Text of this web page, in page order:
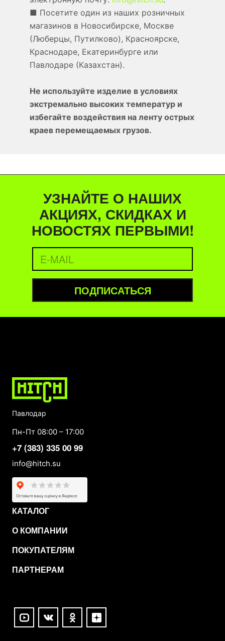
■ Посетите один из наших розничных
магазинов в Новосибирске, Москве
(Люберцы, Путилково), Красноярске,
Краснодаре, Екатеринбурге или
Павлодаре (Казахстан).
Не используйте изделие в условиях
экстремально высоких температур и
избегайте воздействия на ленту острых
краев перемещаемых грузов.
УЗНАЙТЕ О НАШИХ
АКЦИЯХ, СКИДКАХ И
НОВОСТЯХ ПЕРВЫМИ!
ПОДПИСАТЬСЯ
Павлодар
Пн-Пт 08:00 – 17:00
+7 (383) 335 00 99
info@hitch.su
КАТАЛОГ
О КОМПАНИИ
ПОКУПАТЕЛЯМ
ПАРТНЕРАМ